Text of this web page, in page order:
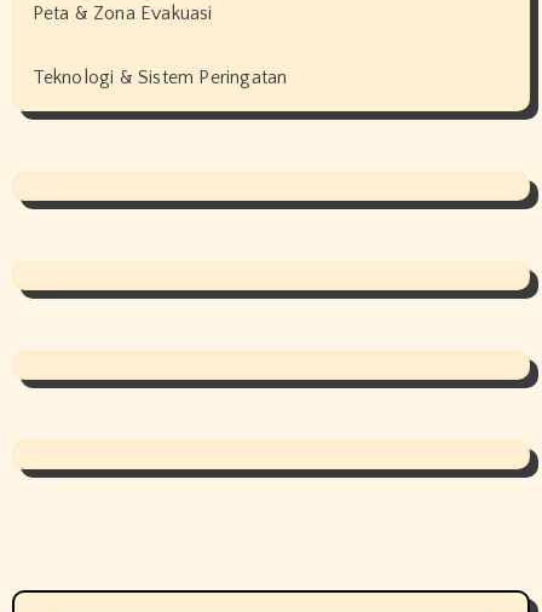
Peta & Zona Evakuasi
Teknologi & Sistem Peringatan